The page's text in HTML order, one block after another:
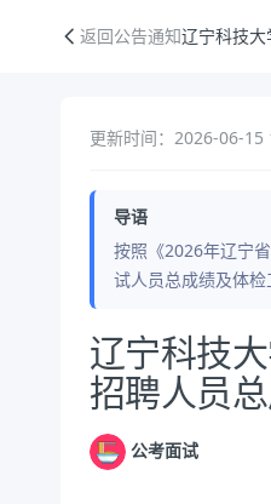
返回公告通知辽宁科技
更新时间：2026-06-15
导语
按照《2026年辽宁
试人员总成绩及体
公告正文
辽宁科技
招聘人员
公考面试